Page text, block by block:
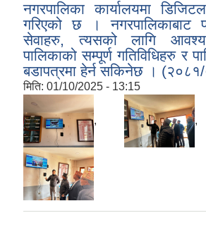
नगरपालिका कार्यालयमा
गरिएको छ । नगरपालिकाबाट
सेवाहरु, त्यसको लागि
पालिकाको सम्पूर्ण गतिविधिहरु र
बडापत्रमा हेर्न सकिनेछ ।
मिति: 01/10/2025 - 13:15
,